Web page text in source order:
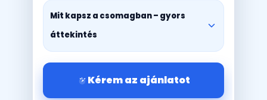
Mit kapsz a csomagban – gyors
áttekintés
Kérem az ajánlatot